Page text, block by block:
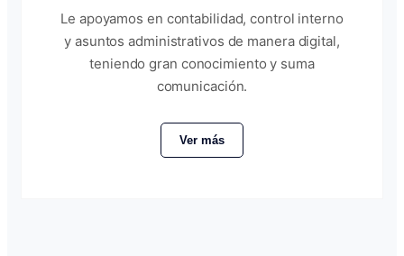
Le apoyamos en contabilidad, control interno
y asuntos administrativos de manera digital,
teniendo gran conocimiento y suma
comunicación.
Ver más